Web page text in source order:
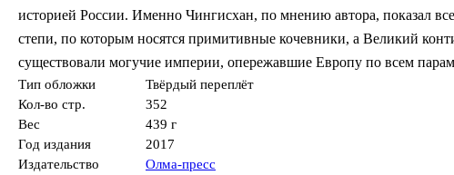
историей России. Именно Чингисхан, по мнению автора, показал
степи, по которым носятся примитивные кочевники, а Великий
существовали могучие империи, опережавшие Европу по всем
Тип обложки
Твёрдый переплёт
Кол-во стр.
352
Вес
439 г
Год издания
2017
Издательство
Олма-пресс